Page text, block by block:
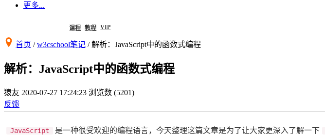
更多...
课程 教程 VIP
首页 /w3cschool笔记 /解析：JavaScript中的函数式编程
解析：JavaScript中的函数式编程
猿友 2020-07-27 17:24:23 浏览数 (5201)
反馈
JavaScript 是一种很受欢迎的编程语言，今天整理这篇文章是为了让大家更深入了解一下